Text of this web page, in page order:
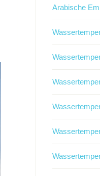
Arabische